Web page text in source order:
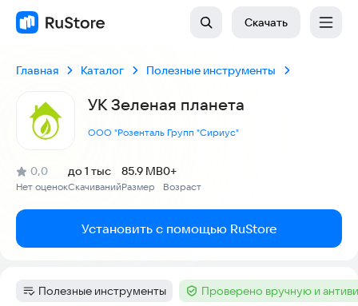
Скачать
Главная Каталог Полезные инструменты
УК Зеленая планета
ООО "Розенталь Групп "Сириус"
Рейтинг:
0,0
(
Нет оценок
)
Скачиваний
до 1 тыс
Размер
85.9 MB
Возраст
0+
Установить с помощью RuStore
Категория:
Полезные инструменты Тег :Проверено вручную и